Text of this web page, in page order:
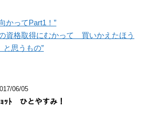
かってPart1！”
資格取得にむかって 買いかえたほう
思うもの”
06/05
ｯﾄ ひとやすみ！